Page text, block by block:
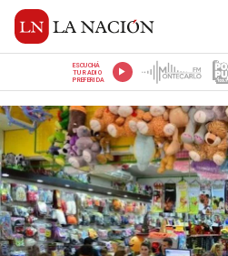
ESCUCHÁ
TU RADIO
PREFERIDA